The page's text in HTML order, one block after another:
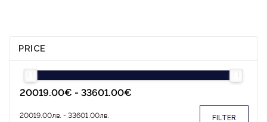
PRICE
FILTER